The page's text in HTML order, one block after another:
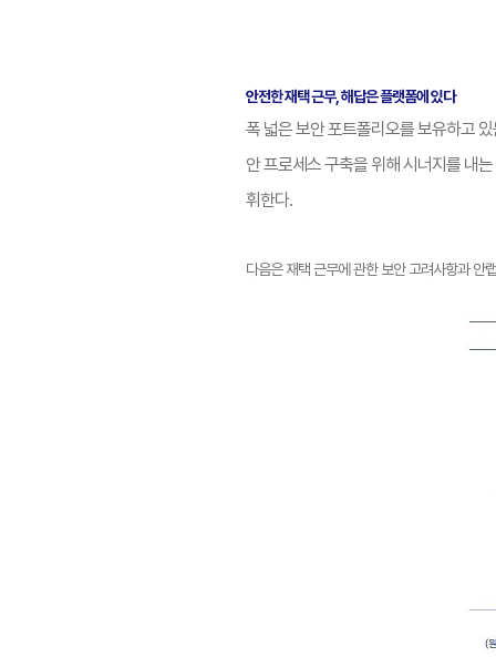
안전한 재택 근무, 해답은 플랫폼에 있다
폭 넓은 보안 포트폴리오를 보유하고
안 프로세스 구축을 위해 시너지를 내
휘한다.
다음은 재택 근무에 관한 보안 고려사항과 안